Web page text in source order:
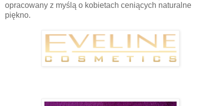
opracowany z myślą o kobietach ceniących naturalne
piękno.